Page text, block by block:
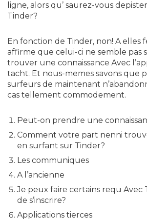
ligne, alors qu’ saurez-vous
Tinder?
En fonction de Tinder, non! A elles
affirme que celui-ci ne semble pas
trouver une connaissance Avec
tacht. Et nous-memes savons que
surfeurs de maintenant
cas tellement commodement.
Peut-on prendre une
Comment votre part nenni
en surfant sur Tinder?
Les communiques
A l’ancienne
Je peux faire certains requ Avec
de s’inscrire?
Applications tierces